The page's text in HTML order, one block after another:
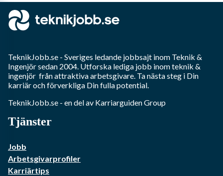
TeknikJobb.se - Sveriges ledande jobbsajt inom Teknik &
Ingenjörsedan 2004. Utforska lediga jobb inomteknik &
ingenjör från attraktiva arbetsgivare. Ta nästa steg i Din
karriär och förverkliga Din fulla potential.
TeknikJobb.se - en del av Karriarguiden Group
Tjänster
Jobb
Arbetsgivarprofiler
Karriärtips